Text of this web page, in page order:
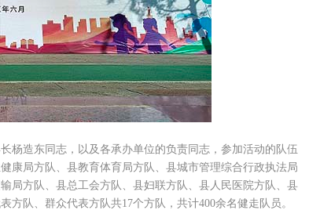
造东同志，以及各承办单位的负责同志，参加活动的队伍
康局方队、县教育体育局方队、县城市管理综合行政执法局
局方队、县总工会方队、县妇联方队、县人民医院方队、县
队、群众代表方队共17个方队，共计400余名健走队员。